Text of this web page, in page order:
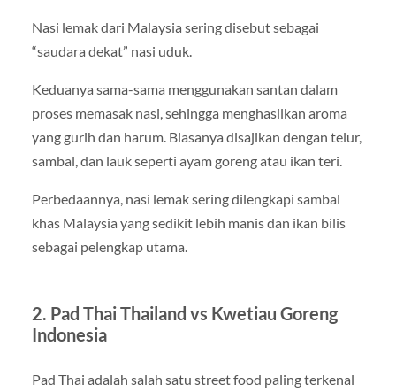
Nasi lemak dari Malaysia sering disebut sebagai
“saudara dekat” nasi uduk.
Keduanya sama-sama menggunakan santan dalam
proses memasak nasi, sehingga menghasilkan aroma
yang gurih dan harum. Biasanya disajikan dengan telur,
sambal, dan lauk seperti ayam goreng atau ikan teri.
Perbedaannya, nasi lemak sering dilengkapi sambal
khas Malaysia yang sedikit lebih manis dan ikan bilis
sebagai pelengkap utama.
2. Pad Thai Thailand vs Kwetiau Goreng
Indonesia
Pad Thai adalah salah satu street food paling terkenal